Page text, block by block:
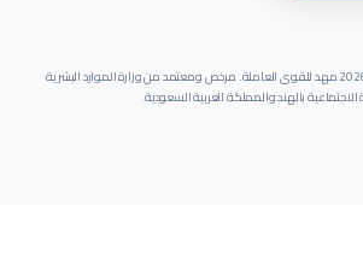
مهد للقوى العاملة. مرخص ومعتمد من وزارة الموارد البشرية
الاجتماعية بالهند والمملكة العربية السعودية.